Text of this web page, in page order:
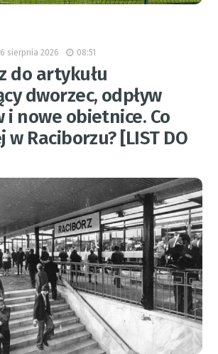
6 sierpnia 2026 08:51
do artykułu
dworzec, odpływ
i nowe obietnice. Co
w Raciborzu? [LIST DO